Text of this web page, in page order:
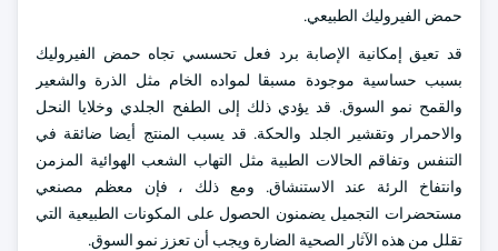
حمض الفيروليك الطبيعي.
قد تعيق إمكانية الإصابة برد فعل تحسسي تجاه حمض الفيروليك
بسبب حساسية موجودة مسبقا لمواده الخام مثل الذرة والشعير
والقمح نمو السوق. قد يؤدي ذلك إلى الطفح الجلدي وخلايا النحل
والاحمرار وتقشير الجلد والحكة. قد يسبب المنتج أيضا ضائقة في
التنفس وتفاقم الحالات الطبية مثل التهاب الشعب الهوائية المزمن
وانتفاخ الرئة عند الاستنشاق. ومع ذلك ، فإن معظم مصنعي
مستحضرات التجميل يضمنون الحصول على المكونات الطبيعية التي
تقلل من هذه الآثار الصحية الضارة ويجب أن تعزز نمو السوق.